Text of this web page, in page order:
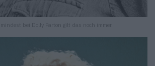
bei Dolly Parton gilt das noch immer.